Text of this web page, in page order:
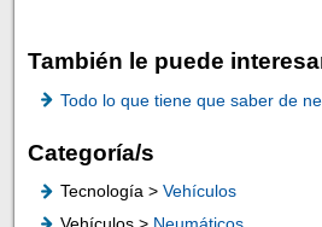
También le puede
Todo lo que tiene que saber de
Categoría/s
Tecnología > Vehículos